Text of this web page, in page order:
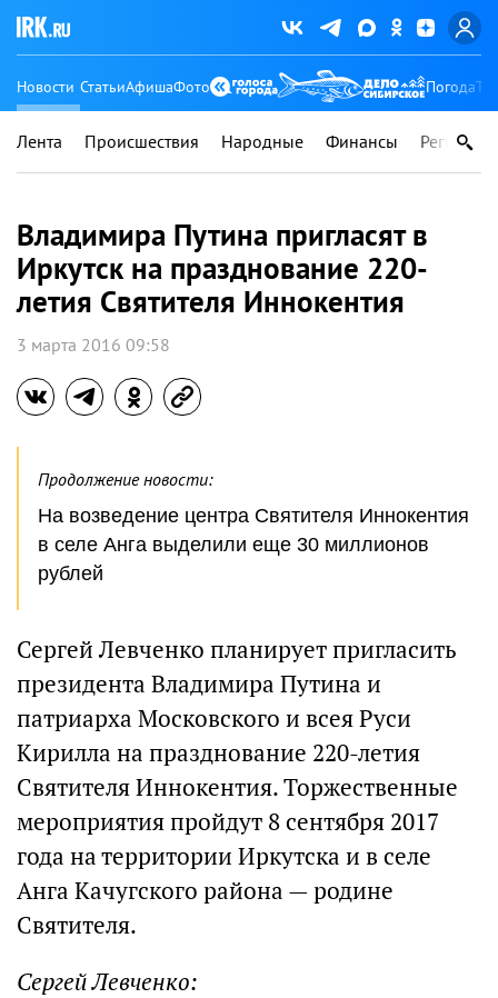
Новости СтатьиАфишаФото Погода
Лента Происшествия Народные Финансы Регионы
Владимира Путина пригласят в
Иркутск на празднование 220-
летия Святителя Иннокентия
3 марта 2016 09:58
Продолжение новости:
На возведение центра Святителя Иннокентия
в селе Анга выделили еще 30 миллионов
рублей
Сергей Левченко планирует пригласить
президента Владимира Путина и
патриарха Московского и всея Руси
Кирилла на празднование 220-летия
Святителя Иннокентия. Торжественные
мероприятия пройдут 8 сентября 2017
года на территории Иркутска и в селе
Анга Качугского района — родине
Святителя.
Сергей Левченко: